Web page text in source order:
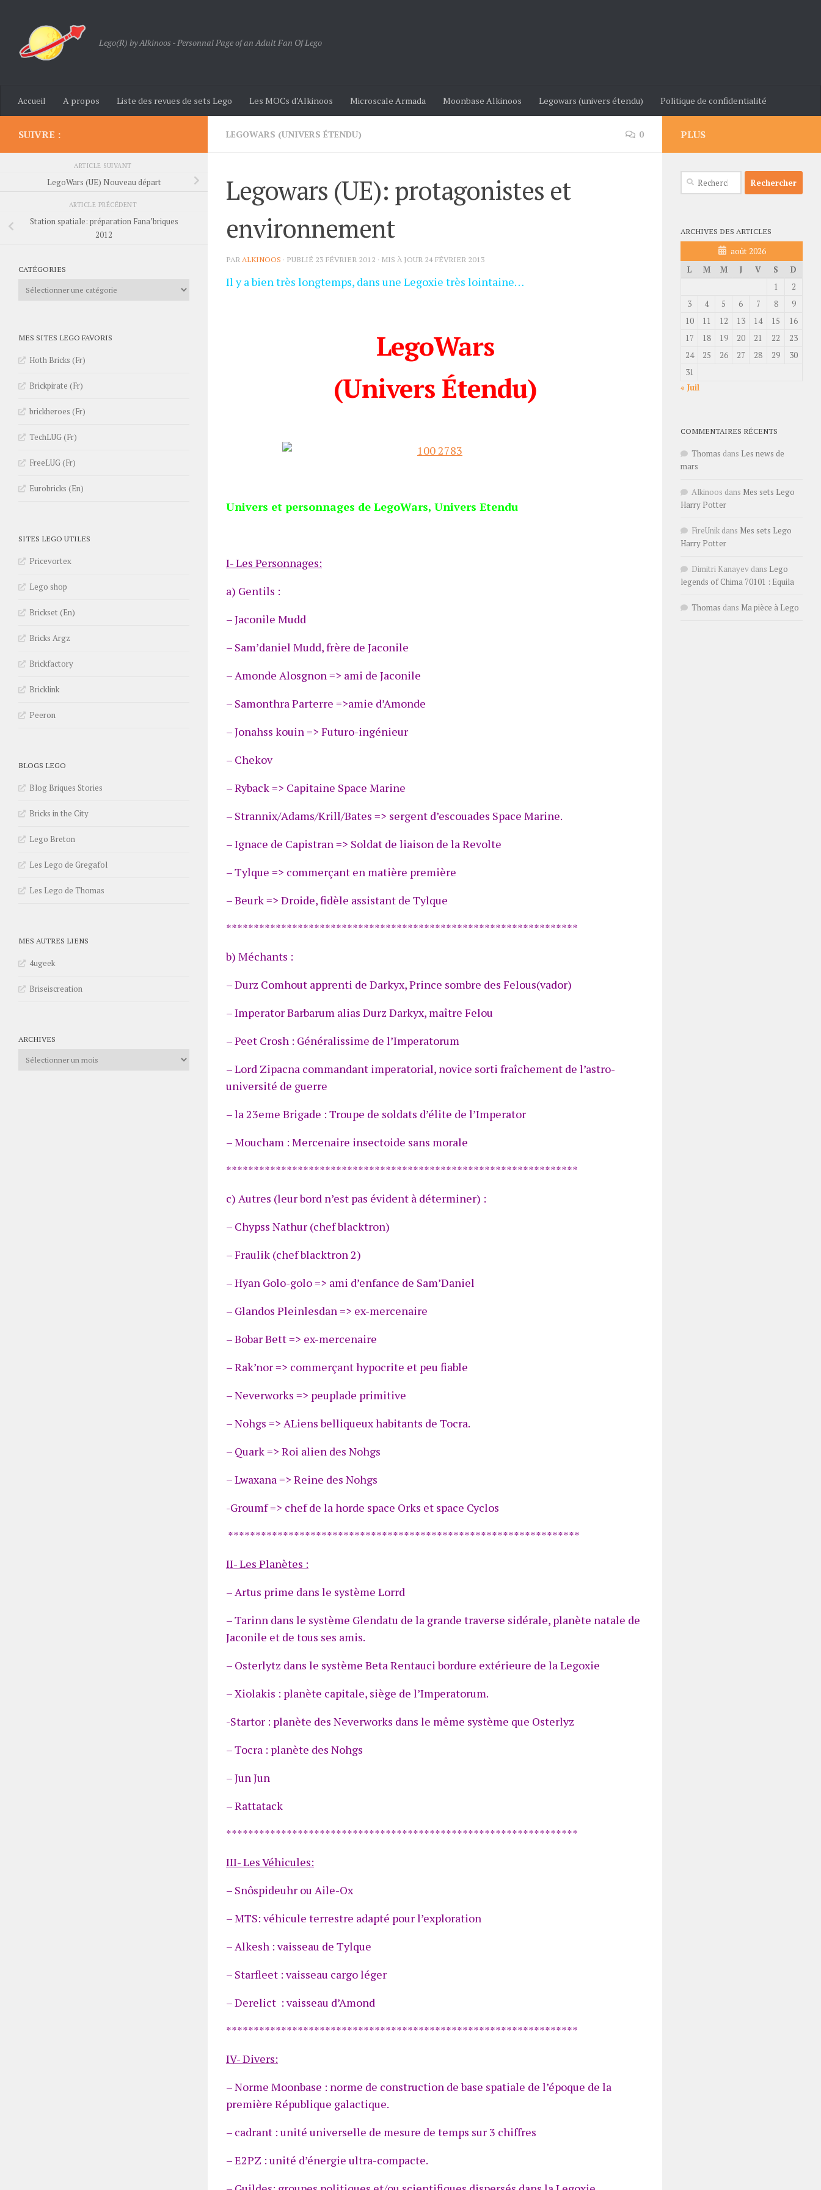
Lego(R) by Alkinoos - Personnal Page of an Adult Fan Of Lego
Accueil A propos Liste des revues de sets Lego Les MOCs d’Alkinoos Microscale Armada Moonbase Alkinoos Legowars (univers étendu) Politique de confidentialité
LEGOWARS (UNIVERS ÉTENDU) 0
Legowars (UE): protagonistes et
environnement
PARALKINOOS · PUBLIÉ 23 FÉVRIER 2012 · MIS À JOUR 24 FÉVRIER 2013
Il y a bien très longtemps, dans une Legoxie très lointaine…
LegoWars
(Univers Étendu)
Univers et personnages de LegoWars, Univers Etendu
I- Les Personnages:
a) Gentils :
– Jaconile Mudd
– Sam’daniel Mudd, frère de Jaconile
– Amonde Alosgnon => ami de Jaconile
– Samonthra Parterre =>amie d’Amonde
– Jonahss kouin => Futuro-ingénieur
– Chekov
– Ryback => Capitaine Space Marine
– Strannix/Adams/Krill/Bates => sergent d’escouades Space Marine.
– Ignace de Capistran => Soldat de liaison de la Revolte
– Tylque => commerçant en matière première
– Beurk => Droide, fidèle assistant de Tylque
****************************************************************
b) Méchants :
– Durz Comhout apprenti de Darkyx, Prince sombre des Felous(vador)
– Imperator Barbarum alias Durz Darkyx, maître Felou
– Peet Crosh : Généralissime de l’Imperatorum
– Lord Zipacna commandant imperatorial, novice sorti fraîchement de l’astro-
université de guerre
– la 23eme Brigade : Troupe de soldats d’élite de l’Imperator
– Moucham : Mercenaire insectoide sans morale
****************************************************************
c) Autres (leur bord n’est pas évident à déterminer) :
– Chypss Nathur (chef blacktron)
– Fraulik (chef blacktron 2)
– Hyan Golo-golo => ami d’enfance de Sam’Daniel
– Glandos Pleinlesdan => ex-mercenaire
– Bobar Bett => ex-mercenaire
– Rak’nor => commerçant hypocrite et peu fiable
– Neverworks => peuplade primitive
– Nohgs => ALiens belliqueux habitants de Tocra.
– Quark => Roi alien des Nohgs
– Lwaxana => Reine des Nohgs
-Groumf => chef de la horde space Orks et space Cyclos
****************************************************************
II- Les Planètes :
– Artus prime dans le système Lorrd
– Tarinn dans le système Glendatu de la grande traverse sidérale, planète natale de
Jaconile et de tous ses amis.
– Osterlytz dans le système Beta Rentauci bordure extérieure de la Legoxie
– Xiolakis : planète capitale, siège de l’Imperatorum.
-Startor : planète des Neverworks dans le même système que Osterlyz
– Tocra : planète des Nohgs
– Jun Jun
– Rattatack
****************************************************************
III- Les Véhicules:
– Snôspideuhr ou Aile-Ox
– MTS: véhicule terrestre adapté pour l’exploration
– Alkesh : vaisseau de Tylque
– Starfleet : vaisseau cargo léger
– Derelict : vaisseau d’Amond
****************************************************************
IV- Divers:
– Norme Moonbase : norme de construction de base spatiale de l’époque de la
première République galactique.
– cadrant : unité universelle de mesure de temps sur 3 chiffres
– E2PZ : unité d’énergie ultra-compacte.
SUIVRE :
ARTICLE SUIVANT
LegoWars (UE) Nouveau départ
ARTICLE PRÉCÉDENT
Station spatiale: préparation Fana’briques
2012
CATÉGORIES
Catégories
MES SITES LEGO FAVORIS
Hoth Bricks (Fr)
Brickpirate (Fr)
brickheroes (Fr)
TechLUG (Fr)
FreeLUG (Fr)
Eurobricks (En)
SITES LEGO UTILES
Pricevortex
Lego shop
Brickset (En)
Bricks Argz
Brickfactory
Bricklink
Peeron
BLOGS LEGO
Blog Briques Stories
Bricks in the City
Lego Breton
Les Lego de Gregafol
Les Lego de Thomas
MES AUTRES LIENS
4ugeek
Briseiscreation
ARCHIVES
Archives
PLUS
Rechercher :
ARCHIVES DES ARTICLES
août 2026
L
M M J V S
D
1
2
3
4 5 6 7 8
9
10
11 12 13 14 15
16
17
18 19 20 21 22
23
24
25 26 27 28 29
30
31
« Juil
COMMENTAIRES RÉCENTS
Thomas dans Les news de
mars
Alkinoos dans Mes sets Lego
Harry Potter
FireUnik dans Mes sets Lego
Harry Potter
Dimitri Kanayev dans Lego
legends of Chima 70101 : Equila
Thomas dans Ma pièce à Lego